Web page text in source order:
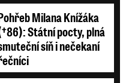
Milana Knížáka
Státní pocty, plná
síň i nečekaní